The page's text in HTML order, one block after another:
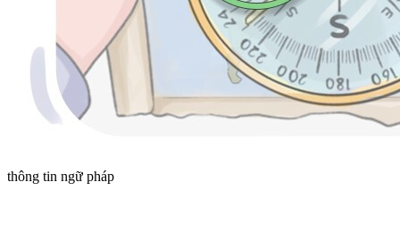
thông tin ngữ pháp